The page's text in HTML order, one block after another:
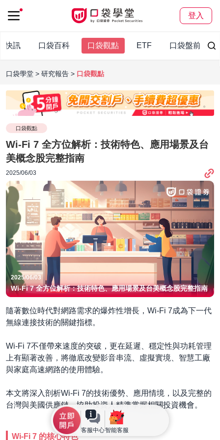
登入
客服中心智能客服
快訊 口袋百科 口袋觀點 ETF 口袋盤前報
口袋學堂 研究報告 口袋觀點
口袋觀點
Wi-Fi 7 全方位解析：技術特色、應用場景及台
美概念股完整指南
2025/06/03
2025/06/03
Wi-Fi 7 全方位解析：技術特色、應用場景及台美概念股完整指南
隨著數位時代對網路需求的爆炸性增長，Wi-Fi 7成為下一代
無線連接技術的關鍵指標。
Wi-Fi 7不僅帶來速度的突破，更在延遲、穩定性與功耗管理
上有顯著改善，將徹底改變影音串流、虛擬實境、智慧工廠
與家庭高速網路的使用體驗。
本文將深入剖析Wi-Fi 7的技術優勢、應用情境，以及完整的
台灣與美國供應鏈，協助投資人精準掌握相關投資機會。
Wi-Fi 7 的核心特色